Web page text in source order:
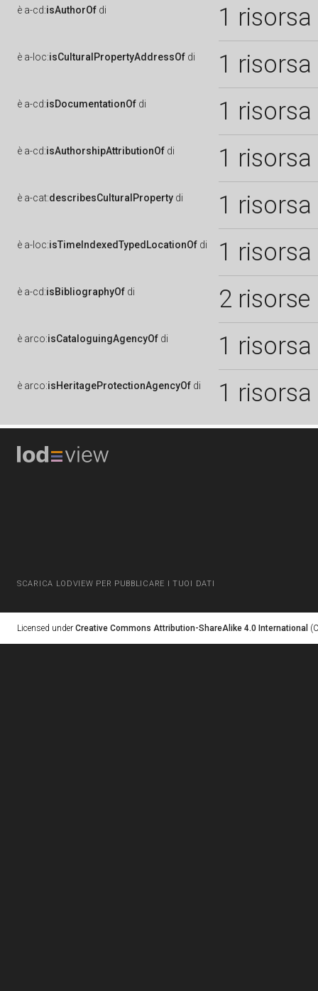
è a-cd:isAuthorOf di 1 risorsa
è a-loc:isCulturalPropertyAddressOf di 1 risorsa
è a-cd:isDocumentationOf di 1 risorsa
è a-cd:isAuthorshipAttributionOf di 1 risorsa
è a-cat:describesCulturalProperty di 1 risorsa
è a-loc:isTimeIndexedTypedLocationOf di 1 risorsa
è a-cd:isBibliographyOf di 2 risorse
è arco:isCataloguingAgencyOf di 1 risorsa
è arco:isHeritageProtectionAgencyOf di 1 risorsa
SCARICA LODVIEW PER PUBBLICARE I TUOI DATI
Licensed under Creative Commons Attribution-ShareAlike 4.0 International